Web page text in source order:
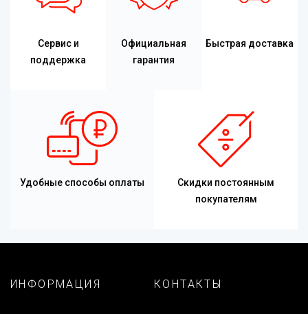
Сервис и
поддержка
Официальная
гарантия
Быстрая доставка
Удобные способы оплаты
Скидки постоянным
покупателям
ИНФОРМАЦИЯ КОНТАКТЫ